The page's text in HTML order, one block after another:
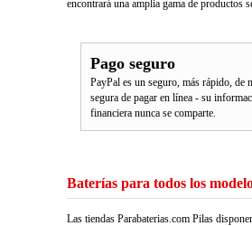
encontrará una amplia gama de productos
Pago seguro
PayPal es un seguro, más rápido, de
segura de pagar en línea - su
financiera nunca se comparte.
Baterías para todos los
Las tiendas Parabaterias.com Pilas